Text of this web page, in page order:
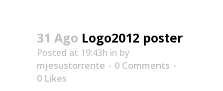
31 Ago Logo2012 poster
Posted at 19:43h in by
mjesustorrente
0 Comments
0 Likes